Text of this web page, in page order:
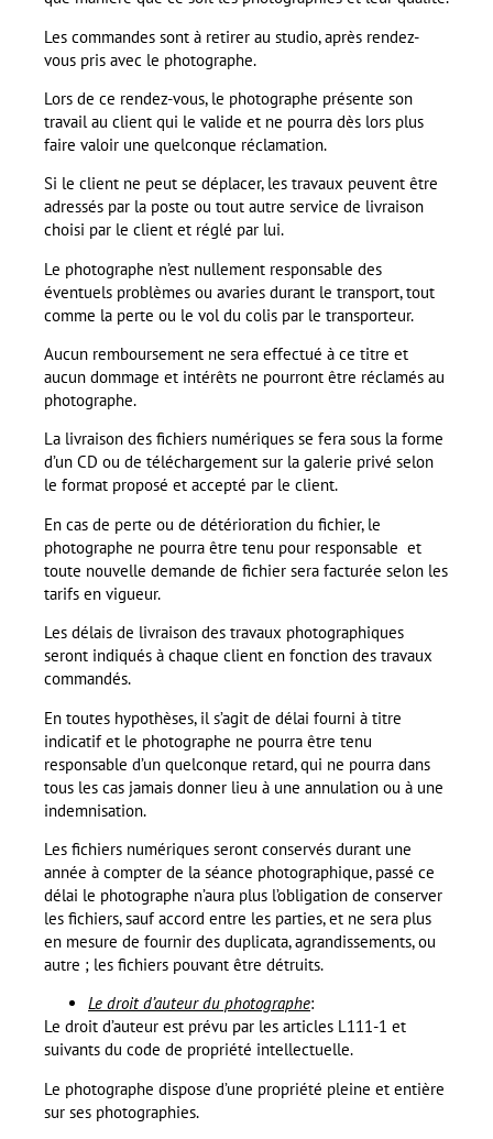
Les commandes sont à retirer au studio, après rendez-
vous pris avec le photographe.
Lors de ce rendez-vous, le photographe présente son
travail au client qui le valide et ne pourra dès lors plus
faire valoir une quelconque réclamation.
Si le client ne peut se déplacer, les travaux peuvent être
adressés par la poste ou tout autre service de livraison
choisi par le client et réglé par lui.
Le photographe n’est nullement responsable des
éventuels problèmes ou avaries durant le transport, tout
comme la perte ou le vol du colis par le transporteur.
Aucun remboursement ne sera effectué à ce titre et
aucun dommage et intérêts ne pourront être réclamés au
photographe.
La livraison des fichiers numériques se fera sous la forme
d’un CD ou de téléchargement sur la galerie privé selon
le format proposé et accepté par le client.
En cas de perte ou de détérioration du fichier, le
photographe ne pourra être tenu pour responsable et
toute nouvelle demande de fichier sera facturée selon les
tarifs en vigueur.
Les délais de livraison des travaux photographiques
seront indiqués à chaque client en fonction des travaux
commandés.
En toutes hypothèses, il s’agit de délai fourni à titre
indicatif et le photographe ne pourra être tenu
responsable d’un quelconque retard, qui ne pourra dans
tous les cas jamais donner lieu à une annulation ou à une
indemnisation.
Les fichiers numériques seront conservés durant une
année à compter de la séance photographique, passé ce
délai le photographe n’aura plus l’obligation de conserver
les fichiers, sauf accord entre les parties, et ne sera plus
en mesure de fournir des duplicata, agrandissements, ou
autre ; les fichiers pouvant être détruits.
Le droit d’auteur du photographe:
Le droit d’auteur est prévu par les articles L111-1 et
suivants du code de propriété intellectuelle.
Le photographe dispose d’une propriété pleine et entière
sur ses photographies.